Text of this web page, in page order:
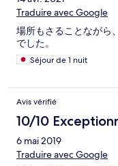
Traduire avec Google
場所もさることながら
でした。
Séjour de 1 nuit
Avis vérifié
10/10
6 mai 2019
Traduire avec Google